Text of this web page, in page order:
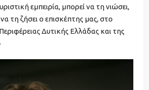
εμπειρία, μπορεί να τη νιώσει,
τη ζήσει ο επισκέπτης μας, στο
Δυτικής Ελλάδας και της